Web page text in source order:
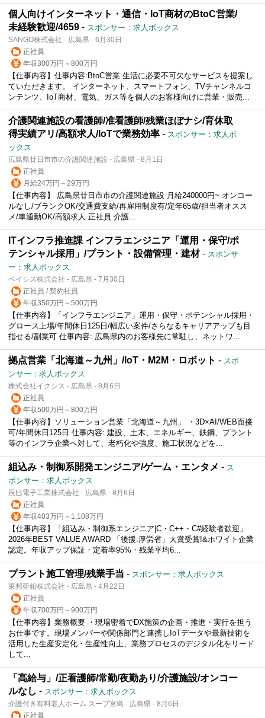
個人向けインターネット・通信・IoT商材のBtoC営業/
未経験歓迎/4659 - スポンサー：求人ボックス
SANGO株式会社 - 広島県 - 6月30日
正社員
年収300万円～800万円
【仕事内容】仕事内容:BtoC営業 生活に必要不可欠なサービスを提案し
ていただきます。 インターネット、スマートフォン、TVチャンネルコ
ンテンツ、IoT商材、電気、ガス等を個人のお客様向けに営業・販売...
介護関連施設の看護師/准看護師/残業ほぼナシ/育休取
得実績アリ/高額求人/IoTで業務効率 - スポンサー：求人ボ
ックス
広島県廿日市市の介護関連施設 - 広島県 - 8月1日
正社員
月給24万円～29万円
【仕事内容】 広島県廿日市市の介護関連施設 月給240000円~ オンコー
ルなし/ブランクOK/交通費支給/再雇用制度有/定年65歳/担当者オスス
メ/車通勤OK/高額求人 正社員 介護...
ITインフラ推進課 インフラエンジニア「運用・保守/ポ
テンシャル採用」/プラント・設備管理・建材- スポンサ
ー：求人ボックス
ベイシス株式会社 - 広島県 - 7月30日
正社員 / 契約社員
年収350万円～500万円
【仕事内容】「インフラエンジニア」運用・保守・ポテンシャル採用・
グロース上場/年間休日125日/幅広い案件/さらなるキャリアアップも目
指せる/副業可 仕事内容: 広島県内のお客様先に常駐し、ネットワ...
拠点営業「北海道～九州」/IoT・M2M・ロボット - スポ
ンサー：求人ボックス
株式会社イクシス - 広島県 - 8月6日
正社員
年収500万円～800万円
【仕事内容】ソリューション営業「北海道～九州」 ・3D×AI/WEB面接
可/年間休日125日 仕事内容: 建設、土木、エネルギー、鉄鋼、プラント
等のインフラ企業へ対して、老朽化や強度、施工状況などを...
組込み・制御系開発エンジニア/ゲーム・エンタメ - ス
ポンサー：求人ボックス
辰巳電子工業株式会社 - 広島県 - 8月6日
正社員
年収403万円～1,108万円
【仕事内容】「組込み・制御系エンジニア|C・C++・C#経験者歓迎」
2026年BEST VALUE AWARD 「後援:厚労省」大賞受賞!&ホワイト企業
認定。年収アップ保証・定着率95%・残業平均6...
プラント施工管理/残業手当 - スポンサー：求人ボックス
東邦亜鉛株式会社 - 広島県 - 4月22日
正社員
年収700万円～900万円
【仕事内容】業務概要 ・現場密着でDX施策の企画・推進・実行を担う
お仕事です。現場メンバーや関係部門と連携しIoTデータや最新技術を
活用した生産安定化・生産性向上、業務プロセスのデジタル化をリード
して...
「高給与」/正看護師/常勤/夜勤あり/介護施設/オンコー
ルなし - スポンサー：求人ボックス
介護付き有料老人ホーム スープ宮島 - 広島県 - 8月6日
正社員